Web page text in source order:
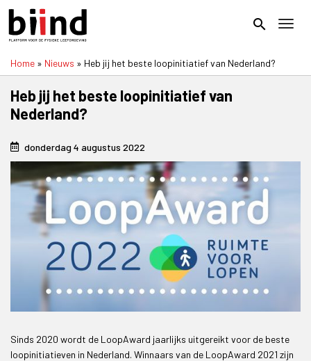
Overslaan
naar
inhoud
search
Home Nieuws Heb jij het beste loopinitiatief van Nederland?
Heb jij het beste loopinitiatief van
Nederland?
donderdag 4 augustus 2022
Sinds 2020 wordt de LoopAward jaarlijks uitgereikt voor de beste
loopinitiatieven in Nederland. Winnaars van de LoopAward 2021 zijn